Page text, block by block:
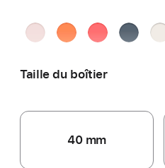
Rose
Clémentine
Rose
Bleu
Taille du boîtier
40 mm